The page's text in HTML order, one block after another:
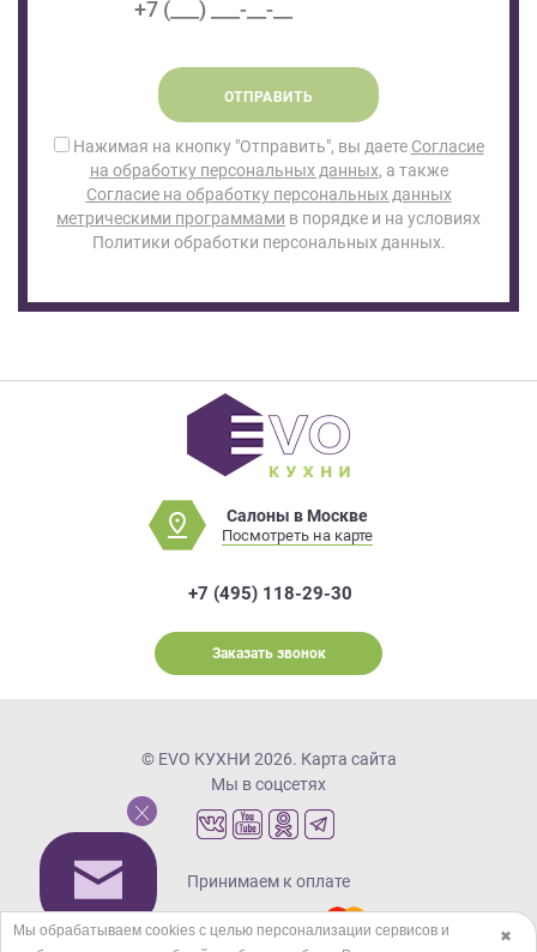
ОТПРАВИТЬ
Нажимая на кнопку "Отправить", вы даете Согласие
на обработку персональных данных, а также
Согласие на обработку персональных данных
метрическими программами в порядке и на условиях
Политики обработки персональных данных.
Салоны в Москве
Посмотреть на карте
+7 (495) 118-29-30
Заказать звонок
© EVO КУХНИ 2026. Карта сайта
Мы в соцсетях
Принимаем к оплате
✖
Мы обрабатываем cookies с целью персонализации сервисов и